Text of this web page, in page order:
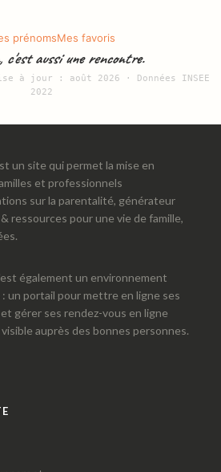
prénomsMes favoris
c'est aussi une rencontre.
à jour : août 2026 · Données INSEE
2022
un site qui permet la mise en
et professionnels
sur la parentalité, générateur
ressources pour une vie de famille,
également un environnement
un portail pour mettre en ligne ses
gérer ses rendez-vous en ligne
auprès des bonnes personnes.